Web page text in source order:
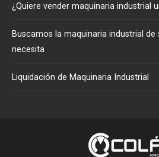
¿Quiere vender maquinaria industrial
Buscamos la maquinaria industrial de
necesita
Liquidación de Maquinaria Industrial